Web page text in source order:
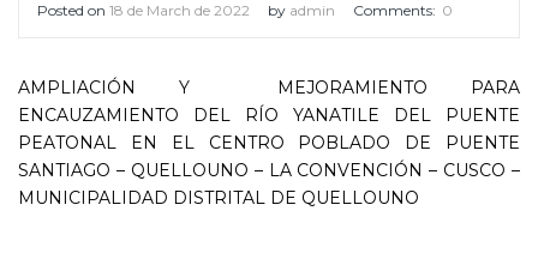
Posted on 18 de March de 2022 by admin Comments: 0
AMPLIACIÓN Y MEJORAMIENTO PARA
ENCAUZAMIENTO DEL RÍO YANATILE DEL PUENTE
PEATONAL EN EL CENTRO POBLADO DE PUENTE
SANTIAGO – QUELLOUNO – LA CONVENCIÓN – CUSCO –
MUNICIPALIDAD DISTRITAL DE QUELLOUNO